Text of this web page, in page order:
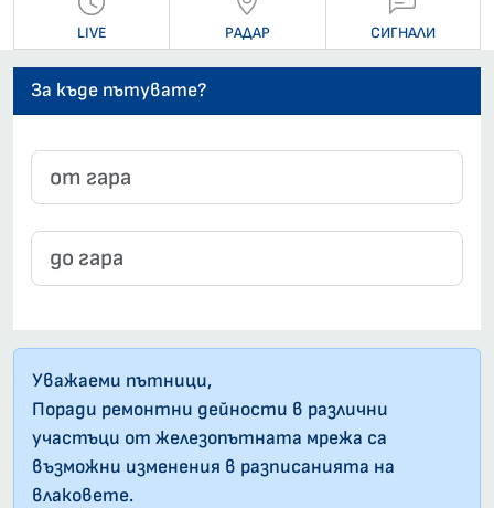
LIVE РАДАР СИГНАЛИ
За къде пътувате?
Уважаеми пътници,
Поради ремонтни дейности в различни
участъци от железопътната мрежа са
възможни изменения в разписанията на
влаковете.